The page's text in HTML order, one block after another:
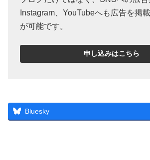
Instagram、YouTubeへも広告を掲
が可能です。
申し込みはこちら
Bluesky